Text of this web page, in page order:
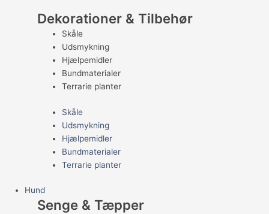
Dekorationer & Tilbehør
Skåle
Udsmykning
Hjælpemidler
Bundmaterialer
Terrarie planter
Skåle
Udsmykning
Hjælpemidler
Bundmaterialer
Terrarie planter
Hund
Senge & Tæpper